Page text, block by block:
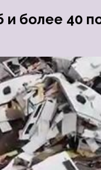
и более 40